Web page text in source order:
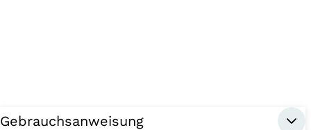
Gebrauchsanweisung